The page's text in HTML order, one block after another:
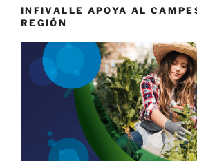
INFIVALLE APOYA AL
REGIÓN